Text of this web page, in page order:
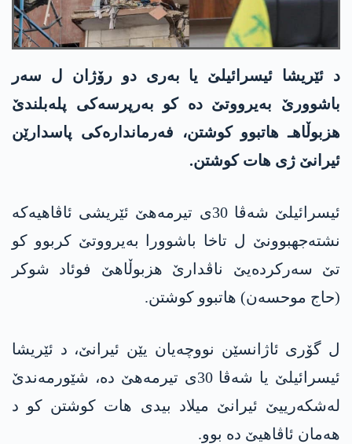
د ئێریشا ئیسرائیلێ یا بەری دو رۆژان ل سەر
باشوورێ بەیرووتێ دە کو بەرپرسەکی پلەبلندێ
هزبوڵاهـ هاتبوو کوشتن، فەرماندارەکی پاسدارێن
ئیرانێ ژی هات کوشتن.
ئیسرائیلێ شەڤا 30ی تیرمەهێ ئێریشی ئاڤاهیەکە
نشتەجهبوونێ ل تاخا باشوورا بەیرووتێ کربوو کو
تێ سەرکردەیێ ناڤدارێ هزبوڵاهێ فوئاد شوکر
(حاج موحسەن) هاتبوو کوشتن.
ل گۆری ئاژانسێن نووچەیان یێن ئیرانێ، د ئێریشا
ئیسرائیلێ یا شەڤا 30ی تیرمەهێ دە، شێورمەندێ
لەشکەرییێ ئیرانێ میلاد بیدی هات کوشتن کو د
هەمان ئاڤاهیێ دە بوو.